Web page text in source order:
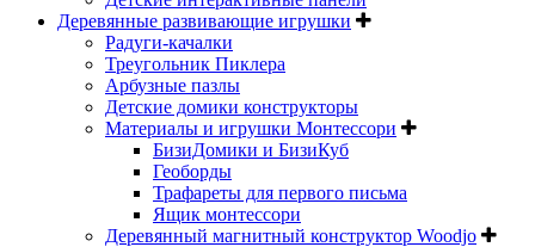
Деревянные развивающие игрушки
Радуги-качалки
Треугольник Пиклера
Арбузные пазлы
Детские домики конструкторы
Материалы и игрушки Монтессори
БизиДомики и БизиКуб
Геоборды
Трафареты для первого письма
Ящик монтессори
Деревянный магнитный конструктор Woodjo